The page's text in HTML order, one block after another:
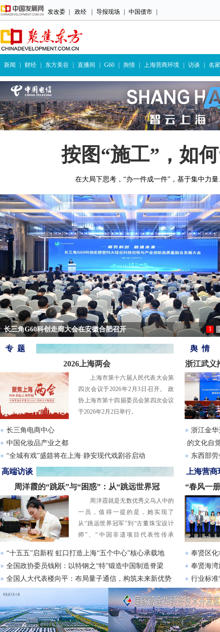
发改委 政经 导报现场 中国债市
新闻 财经 东方美谷 直播间 G60 舆情 上海营商环境 访谈 名家
按图“施工”，如
在大局下思考，“办一件成一件”，基于集中力
长三角G60科创走廊大会在安徽合肥召开 1
专 题
2026上海两会
上海市第十六届人民代表大会第
四次会议于2026年2月3日召开。 政
协上海市第十四届委员会第四次会议
于2026年2月2日举行。
● 长三角电商中心
● 中国化妆品产业之都
● “全城有戏”盛筵将在上海·静安现代戏剧谷启动
舆 情
浙江武义
● 浙江金华
的文化自
● 东西部
浙江金华
奉贤海
知识集中
高端访谈
周洋霞的“跳跃”与“困惑”：从“跳远世界冠
军”到“非遗手工黄金潮牌主理人”，非遗专利如何
才能走得更长远？
周洋霞就是无数优秀义乌人中的
一员，值得一提的是，她实现了
从“跳远世界冠军”到“古董珠宝设计
师”、“中国非遗项目代表性传承
跳跃和华丽转身。而她这一次“跳
跃”，既“跳出了义乌人的精气神”，
更是无数义乌人“创业创新”的真实缩
● “十五五”启新程 虹口打造上海“五个中心”核心承载地
● 全国政协委员钱刚：以特钢之“特”锻造中国制造脊梁
● 全国人大代表楼向平：布局量子通信，构筑未来新优势
上海营
“春风一
● 奉贤区化
● 奉贤海
● 行业标准